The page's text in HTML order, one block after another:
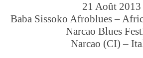
21 Août 2013
Baba Sissoko Afroblues –
Narcao Blues
Narcao (CI) –